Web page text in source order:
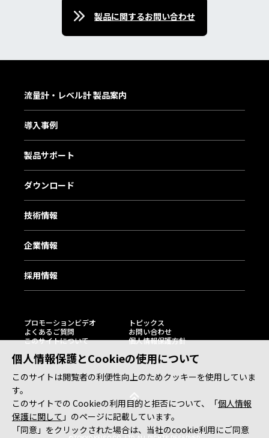
製品に関するお問い合わせ
個人情報保護とCookieの使用について
このサイトは閲覧者の利便性向上のためクッキーを使用していま
す。
このサイトでの Cookieの利用目的と拒否について、「個人情報
保護に関して 」のページに記載しています。
「同意」をクリックされた場合は、当社のcookie利用にご同意
流量計・レベル計 製品案内
導入事例
製品サポート
ダウンロード
技術情報
企業情報
採用情報
プロモーションビデオ
トピックス
よくあるご質問
お問い合わせ
このサイトについて
個人情報保護方針